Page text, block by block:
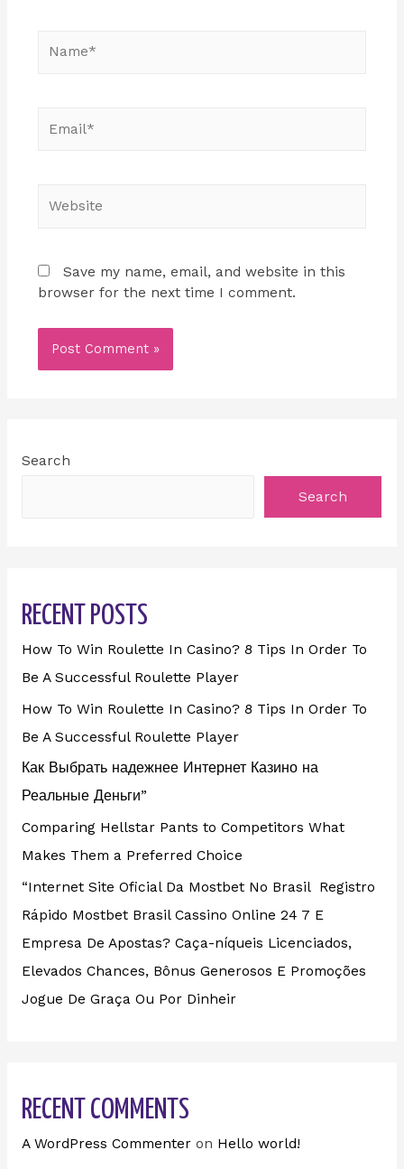
Save my name, email, and website in this
browser for the next time I comment.
Search
Search
RECENT POSTS
How To Win Roulette In Casino? 8 Tips In Order To
Be A Successful Roulette Player
How To Win Roulette In Casino? 8 Tips In Order To
Be A Successful Roulette Player
Как Выбрать надежнее Интернет Казино на
Реальные Деньги”
Comparing Hellstar Pants to Competitors What
Makes Them a Preferred Choice
“Internet Site Oficial Da Mostbet No Brasil ️ Registro
Rápido Mostbet Brasil Cassino Online 24 7 E
Empresa De Apostas? Caça-níqueis Licenciados,
Elevados Chances, Bônus Generosos E Promoções ️
Jogue De Graça Ou Por Dinheir
RECENT COMMENTS
A WordPress Commenteron Hello world!